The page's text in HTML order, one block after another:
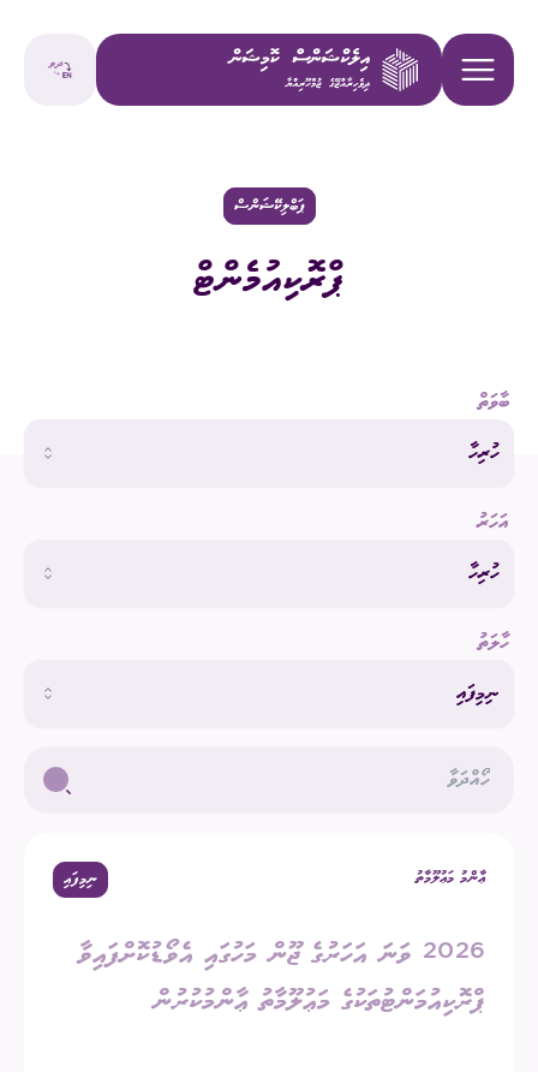
ޕަބްލިކޭޝަންސް
ޕްރޮކިއުމެންޓް
ބާވަތް
ހުރިހާ
އަހަރު
ހުރިހާ
ހާލަތު
ނިމިފައި
ޢާންމު މަޢުލޫމާތު ނިމިފައި
2026 ވަނަ އަހަރުގެ ޖޫން މަހުގައި އެވޯޑުކޮށްފައިވާ
ޕްރޮކިއުމަންޓުތަކުގެ މަޢުލޫމާތު ޢާންމުކުރުން